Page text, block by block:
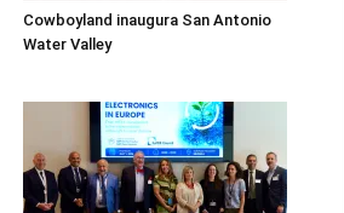
Cowboyland inaugura San Antonio
Water Valley